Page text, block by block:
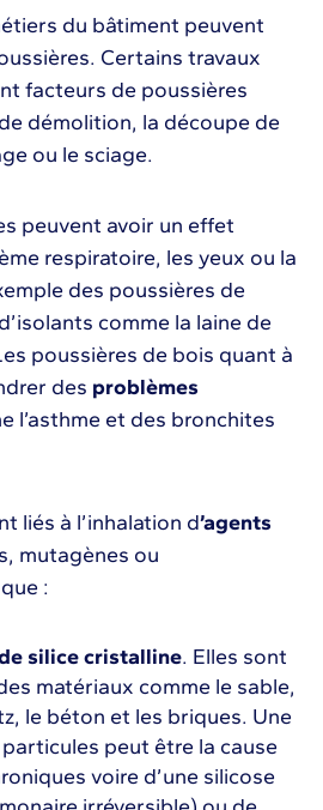
du bâtiment peuvent
Certains travaux
facteurs de poussières
démolition, la découpe de
ou le sciage.
peuvent avoir un effet
respiratoire, les yeux ou la
des poussières de
comme la laine de
poussières de bois quant à
des problèmes
l’asthme et des bronchites
liés à l’inhalation d’agents
mutagènes ou
:
silice cristalline. Elles sont
matériaux comme le sable,
le béton et les briques. Une
peut être la cause
voire d’une silicose